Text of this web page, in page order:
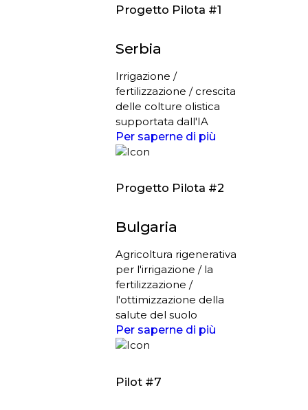
Progetto Pilota #1
Serbia
Irrigazione /
fertilizzazione / crescita
delle colture olistica
supportata dall'IA
Per saperne di più
Progetto Pilota #2
Bulgaria
Agricoltura rigenerativa
per l'irrigazione / la
fertilizzazione /
l'ottimizzazione della
salute del suolo
Per saperne di più
Pilot #7